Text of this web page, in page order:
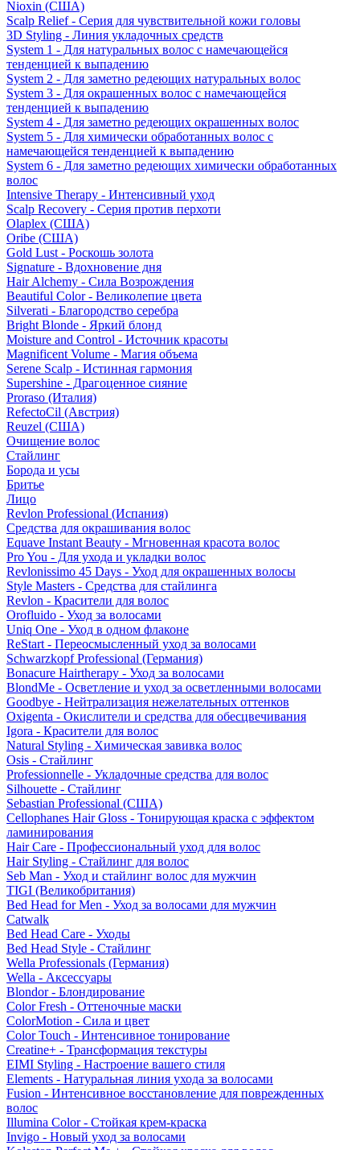
Nioxin (США)
Scalp Relief - Серия для чувствительной кожи головы
3D Styling - Линия укладочных средств
System 1 - Для натуральных волос с намечающейся
тенденцией к выпадению
System 2 - Для заметно редеющих натуральных волос
System 3 - Для окрашенных волос с намечающейся
тенденцией к выпадению
System 4 - Для заметно редеющих окрашенных волос
System 5 - Для химически обработанных волос с
намечающейся тенденцией к выпадению
System 6 - Для заметно редеющих химически обработанных
волос
Intensive Therapy - Интенсивный уход
Scalp Recovery - Серия против перхоти
Olaplex (США)
Oribe (США)
Gold Lust - Роскошь золота
Signature - Вдохновение дня
Hair Alchemy - Сила Возрождения
Beautiful Color - Великолепие цвета
Silverati - Благородство серебра
Bright Blonde - Яркий блонд
Moisture and Control - Источник красоты
Magnificent Volume - Магия объема
Serene Scalp - Истинная гармония
Supershine - Драгоценное сияние
Proraso (Италия)
RefectoCil (Австрия)
Reuzel (США)
Очищение волос
Стайлинг
Борода и усы
Бритье
Лицо
Revlon Professional (Испания)
Средства для окрашивания волос
Equave Instant Beauty - Мгновенная красота волос
Pro You - Для ухода и укладки волос
Revlonissimo 45 Days - Уход для окрашенных волосы
Style Masters - Средства для стайлинга
Revlon - Красители для волос
Orofluido - Уход за волосами
Uniq One - Уход в одном флаконе
ReStart - Переосмысленный уход за волосами
Schwarzkopf Professional (Германия)
Bonacure Hairtherapy - Уход за волосами
BlondMe - Осветление и уход за осветленными волосами
Goodbye - Нейтрализация нежелательных оттенков
Oxigenta - Окислители и средства для обесцвечивания
Igora - Красители для волос
Natural Styling - Химическая завивка волос
Osis - Стайлинг
Professionnelle - Укладочные средства для волос
Silhouette - Стайлинг
Sebastian Professional (США)
Cellophanes Hair Gloss - Тонирующая краска с эффектом
ламинирования
Hair Care - Профессиональный уход для волос
Hair Styling - Стайлинг для волос
Seb Man - Уход и стайлинг волос для мужчин
TIGI (Великобритания)
Bed Head for Men - Уход за волосами для мужчин
Catwalk
Bed Head Care - Уходы
Bed Head Style - Стайлинг
Wella Professionals (Германия)
Wella - Аксессуары
Blondor - Блондирование
Color Fresh - Оттеночные маски
ColorMotion - Сила и цвет
Color Touch - Интенсивное тонирование
Creatine+ - Трансформация текстуры
EIMI Styling - Настроение вашего стиля
Elements - Натуральная линия ухода за волосами
Fusion - Интенсивное восстановление для поврежденных
волос
Illumina Color - Стойкая крем-краска
Invigo - Новый уход за волосами